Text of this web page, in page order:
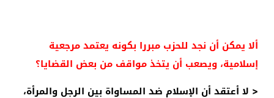
ألا يمكن أن نجد للحزب مبررا بكونه يعتمد مرجعية
إسلامية، ويصعب أن يتخذ مواقف من بعض القضايا؟
< لا أعتقد أن الإسلام ضد المساواة بين الرجل والمرأة،